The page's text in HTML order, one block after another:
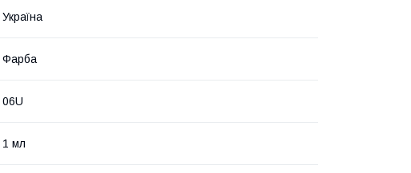
Україна
Фарба
06U
1 мл